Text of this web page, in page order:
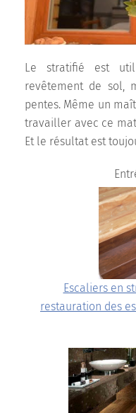
Le stratifié est
revêtement de sol,
pentes. Même un
travailler avec ce
Et le résultat est
Escaliers en
restauration des